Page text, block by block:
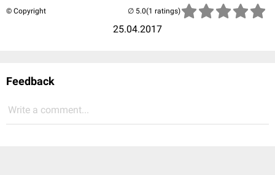
© Copyright
25.04.2017
(1 ratings)
Feedback
Write a comment...